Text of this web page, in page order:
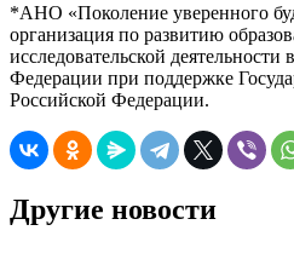
*АНО «Поколение уверенного
организация по развитию
исследовательской деятельности
Федерации при поддержке
Российской Федерации.
Другие новости